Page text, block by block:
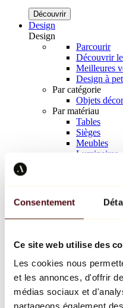
Consentement
Ce site web utilise des
Les cookies nous
et les annonces, d'offrir
médias sociaux et
partageons également
Découvrir
Design
Design
Parcourir
Découvrir
Meilleures
Design à
Par catégorie
Objets
Par matériau
Tables
Sièges
Meubles
Luminaires
Richard
Keith
Jeff Koons
Jean-Michel
Tous les
Œuvre de la semaine